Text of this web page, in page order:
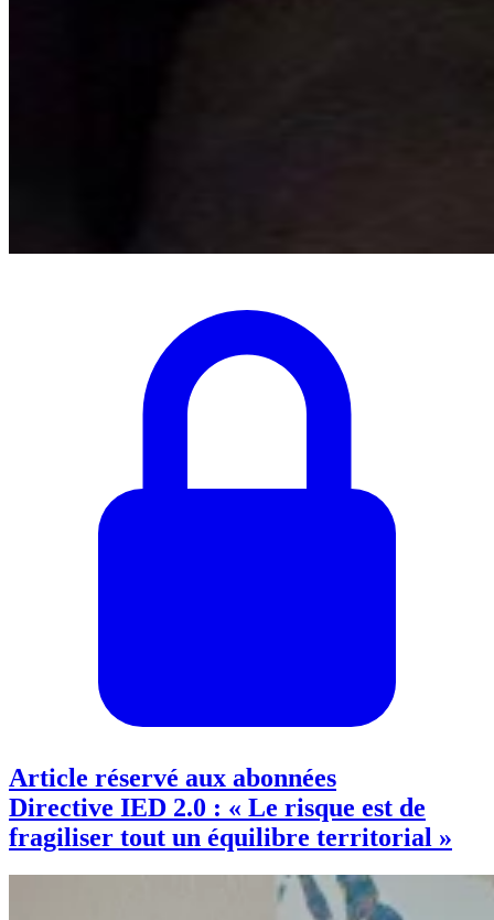
Article réservé aux abonnées
Directive IED 2.0 : « Le risque est de
fragiliser tout un équilibre territorial »